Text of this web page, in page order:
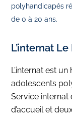
polyhandicapés
de 0 à 20 ans.
L’internat Le
L’internat est
adolescents
Service internat
d’accueil et